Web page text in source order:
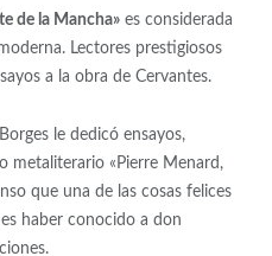
de la Mancha»es considerada
Lectores prestigiosos
a la obra de Cervantes.
le dedicó ensayos,
metaliterario «Pierre Menard,
que una de las cosas felices
haber conocido a don